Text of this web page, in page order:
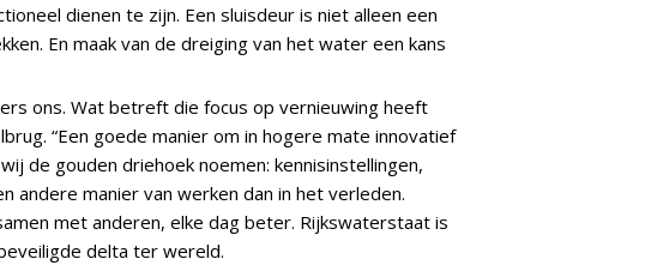
dienen te zijn. Een sluisdeur is niet alleen een
En maak van de dreiging van het water een kans
ons. Wat betreft die focus op vernieuwing heeft
“Een goede manier om in hogere mate innovatief
de gouden driehoek noemen: kennisinstellingen,
andere manier van werken dan in het verleden.
met anderen, elke dag beter. Rijkswaterstaat is
delta ter wereld.